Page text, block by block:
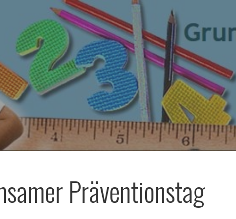
Präventionstag